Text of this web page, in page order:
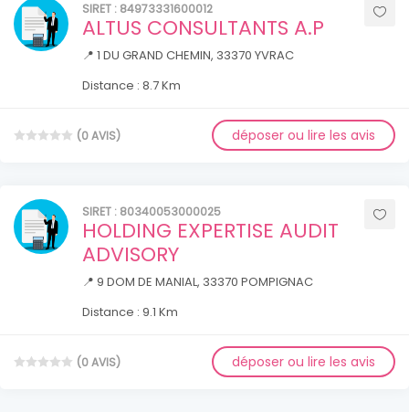
SIRET : 84973331600012
ALTUS CONSULTANTS A.P
📍 1 DU GRAND CHEMIN, 33370 YVRAC
Distance : 8.7 Km
(0 AVIS) déposer ou lire les avis
SIRET : 80340053000025
HOLDING EXPERTISE AUDIT
ADVISORY
📍 9 DOM DE MANIAL, 33370 POMPIGNAC
Distance : 9.1 Km
(0 AVIS) déposer ou lire les avis